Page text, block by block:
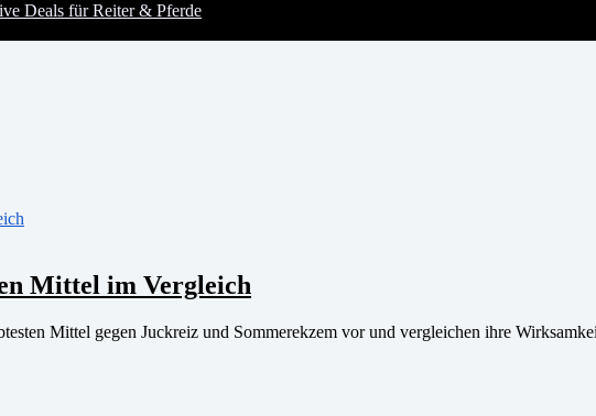
Deals für Reiter & Pferde
Mittel im Vergleich
Mittel gegen Juckreiz und Sommerekzem vor und vergleichen ihre